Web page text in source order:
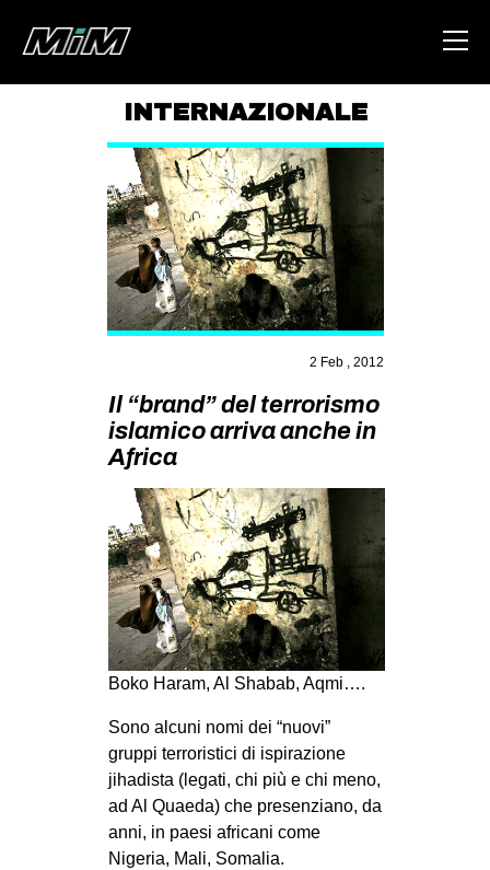
ABOUT
AREA
DEGENERAZIONE
GAZA FREESTYLE
STUDENTI TSUNAMI
MILANO
MOBILITAZIONI
SPAZI
SPORT POPOLARE
MOVIMENTI
AMBIENTE
ANTIFASCISMO
DIRITTO ALL’ABITARE
GENERI
INTERNAZIONALE
2 Feb , 2012
Il “brand” del terrorismo
islamico arriva anche in
Africa
Boko Haram, Al Shabab, Aqmi….
Sono alcuni nomi dei “nuovi”
gruppi terroristici di ispirazione
jihadista (legati, chi più e chi meno,
ad Al Quaeda) che presenziano, da
anni, in paesi africani come
Nigeria, Mali, Somalia.